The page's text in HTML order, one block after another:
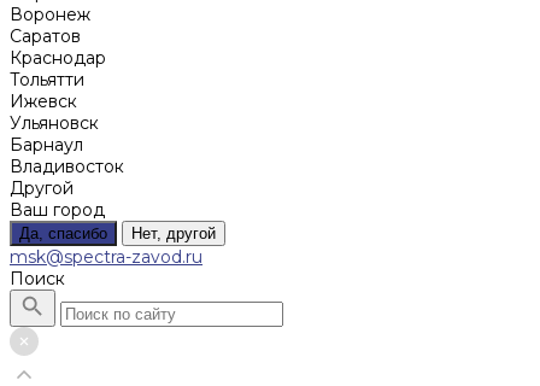
Воронеж
Саратов
Краснодар
Тольятти
Ижевск
Ульяновск
Барнаул
Владивосток
Другой
Ваш город
Да, спасибо Нет, другой
msk@spectra-zavod.ru
Поиск